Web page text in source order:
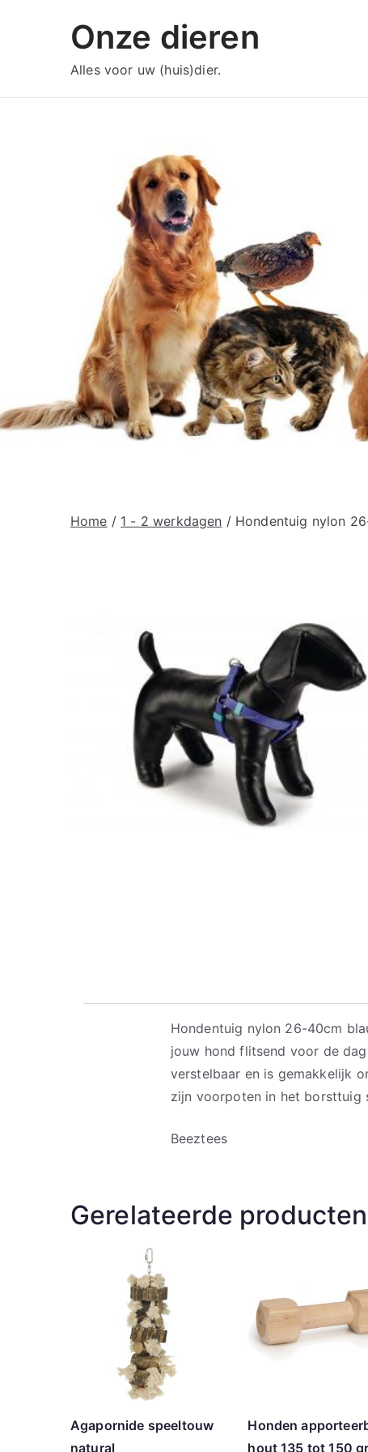
Onze dieren
Alles voor uw (huis)dier.
Home / 1 - 2 werkdagen / Hondentuig nylon
Hondentuig nylon 26-40cm
jouw hond flitsend voor de
verstelbaar en is gemakkelijk
zijn voorpoten in het borsttuig
Beeztees
Gerelateerde producten
Agapornide speeltouw
natural
Honden
hout 135 tot 150